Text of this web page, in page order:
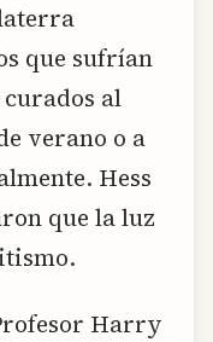
que sufrían
al
verano o a
Hess
que la luz
Harry